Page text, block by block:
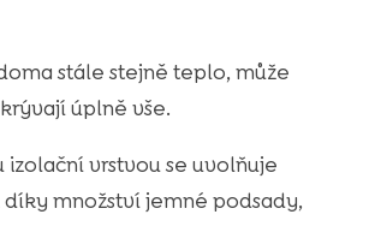
stále stejně teplo, může
úplně vše.
izolační vrstvou se uvolňuje
množství jemné podsady,